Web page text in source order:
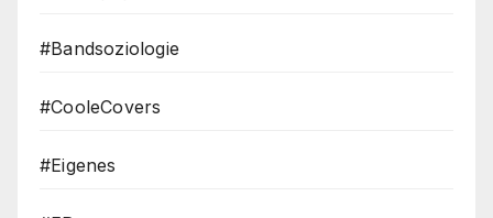
#Bandsoziologie
#CooleCovers
#Eigenes